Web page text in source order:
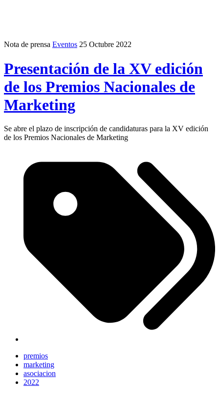
Nota de prensa Eventos 25 Octubre 2022
Presentación de la XV edición
de los Premios Nacionales de
Marketing
Se abre el plazo de inscripción de candidaturas para la XV edición
de los Premios Nacionales de Marketing
premios
marketing
asociacion
2022